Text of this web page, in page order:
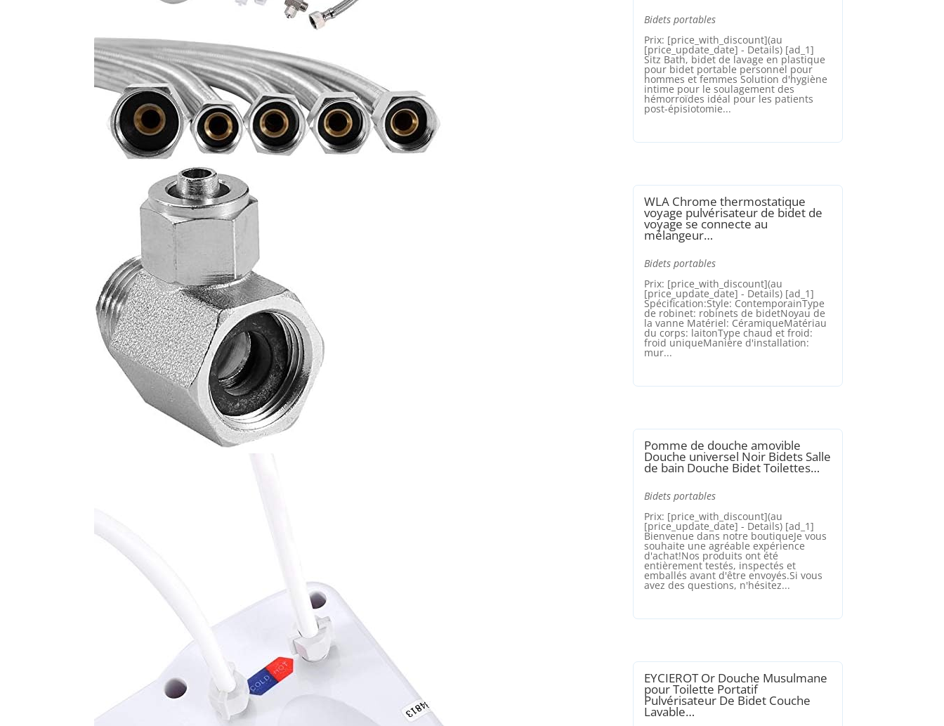
Bidets portables
Prix: [price_with_discount](au
[price_update_date] - Details) [ad_1]
Sitz Bath, bidet de lavage en plastique
pour bidet portable personnel pour
hommes et femmes Solution d'hygiène
intime pour le soulagement des
hémorroïdes idéal pour les patients
post-épisiotomie...
WLA Chrome thermostatique
voyage pulvérisateur de bidet de
voyage se connecte au
mélangeur…
Bidets portables
Prix: [price_with_discount](au
[price_update_date] - Details) [ad_1]
Spécification:Style: ContemporainType
de robinet: robinets de bidetNoyau de
la vanne Matériel: CéramiqueMatériau
du corps: laitonType chaud et froid:
froid uniqueManière d'installation:
mur...
Pomme de douche amovible
Douche universel Noir Bidets Salle
de bain Douche Bidet Toilettes…
Bidets portables
Prix: [price_with_discount](au
[price_update_date] - Details) [ad_1]
Bienvenue dans notre boutiqueJe vous
souhaite une agréable expérience
d'achat!Nos produits ont été
entièrement testés, inspectés et
emballés avant d'être envoyés.Si vous
avez des questions, n'hésitez...
EYCIEROT Or Douche Musulmane
pour Toilette Portatif
Pulvérisateur De Bidet Couche
Lavable…